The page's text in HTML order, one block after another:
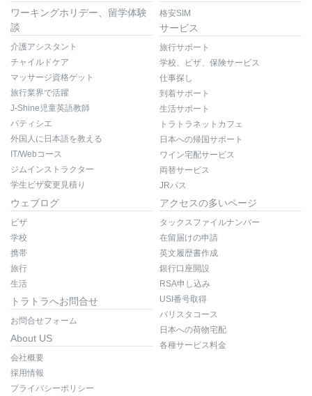
ワーキングホリデー、留学体験
談
介護アシスタント
チャイルドケア
マッサージ資格ゲット
旅行業界で活躍
J-Shine児童英語教師
パティシエ
外国人に日本語を教える
IT/Webコース
ジムインストラクター
学生ビザ変更見積り
格安SIM
サービス
旅行サポート
学校、ビザ、保険サービス
仕事探し
到着サポート
生活サポート
トラトラネットカフェ
日本への帰国サポート
ワイン宅配サービス
両替サービス
JRパス
ウェブログ
ビザ
学校
携帯
旅行
生活
トラトラへお問合せ
お問合せフォーム
About US
会社概要
採用情報
プライバシーポリシー
アクセスの多いページ
タックスファイルナンバー
在留届けの申請
英文履歴書作成
銀行口座開設
RSA申し込み
USI番号取得
バリスタコース
日本への荷物宅配
各種サービス料金